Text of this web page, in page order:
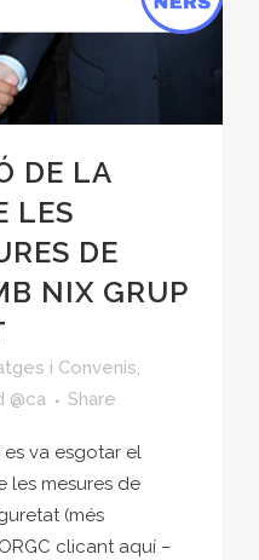
DE LA
LES
DE
NIX GRUP
i Convenis,
@ca Share
es va esgotar el
les mesures de
(més
clicant aquí –